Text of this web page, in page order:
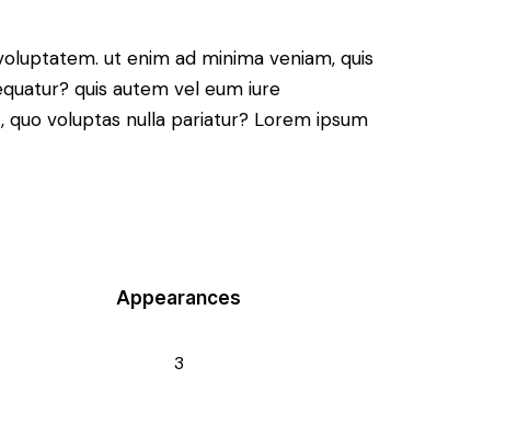
ut enim ad minima veniam, quis
quis autem vel eum iure
voluptas nulla pariatur? Lorem ipsum
Appearances
3